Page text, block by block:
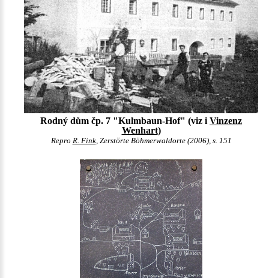
Rodný dům čp. 7 "Kulmbaun-Hof" (viz i Vinzenz
Wenhart)
Repro R. Fink, Zerstörte Böhmerwaldorte (2006), s. 151